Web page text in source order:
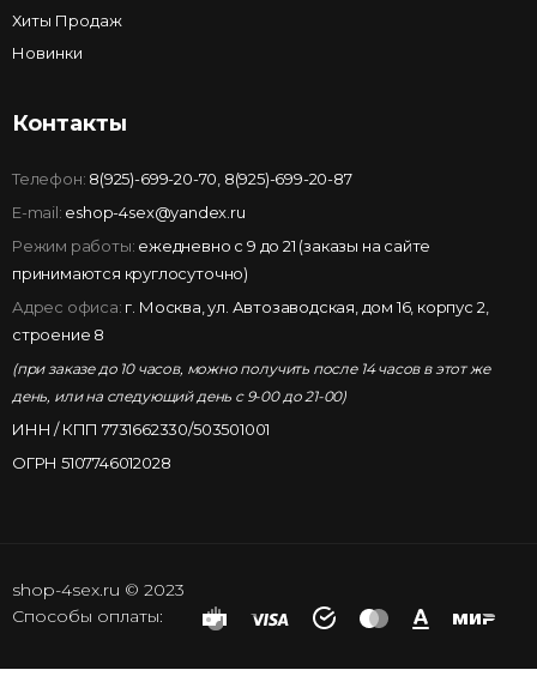
Хиты Продаж
Новинки
Контакты
Телефон: 8(925)-699-20-70 8(925)-699-20-87
E-mail: eshop-4sex@yandex.ru
Режим работы: ежедневно с 9 до 21 (заказы на сайте
принимаются круглосуточно)
Адрес офиса: г. Москва, ул. Автозаводская, дом 16, корпус 2,
строение 8
(при заказе до 10 часов, можно получить после 14 часов в этот же
день, или на следующий день с 9-00 до 21-00)
ИНН / КПП 7731662330/503501001
ОГРН 5107746012028
shop-4sex.ru © 2023
Способы оплаты: